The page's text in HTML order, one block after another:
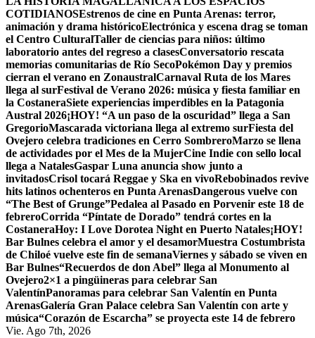
COTIDIANOSEstrenos de cine en Punta Arenas: terror,
animación y drama históricoElectrónica y escena drag se toman
el Centro CulturalTaller de ciencias para niños: último
laboratorio antes del regreso a clasesConversatorio rescata
memorias comunitarias de Río SecoPokémon Day y premios
cierran el verano en ZonaustralCarnaval Ruta de los Mares
llega al surFestival de Verano 2026: música y fiesta familiar en
la CostaneraSiete experiencias imperdibles en la Patagonia
Austral 2026¡HOY! “A un paso de la oscuridad” llega a San
GregorioMascarada victoriana llega al extremo surFiesta del
Ovejero celebra tradiciones en Cerro SombreroMarzo se llena
de actividades por el Mes de la MujerCine Indie con sello local
llega a NatalesGaspar Luna anuncia show junto a
invitadosCrisol tocará Reggae y Ska en vivoRebobinados revive
hits latinos ochenteros en Punta ArenasDangerous vuelve con
“The Best of Grunge”Pedalea al Pasado en Porvenir este 18 de
febreroCorrida “Píntate de Dorado” tendrá cortes en la
CostaneraHoy: I Love Dorotea Night en Puerto Natales¡HOY!
Bar Bulnes celebra el amor y el desamorMuestra Costumbrista
de Chiloé vuelve este fin de semanaViernes y sábado se viven en
Bar Bulnes“Recuerdos de don Abel” llega al Monumento al
Ovejero2×1 a pingüineras para celebrar San
ValentínPanoramas para celebrar San Valentín en Punta
ArenasGalería Gran Palace celebra San Valentín con arte y
música“Corazón de Escarcha” se proyecta este 14 de febrero
Vie. Ago 7th, 2026